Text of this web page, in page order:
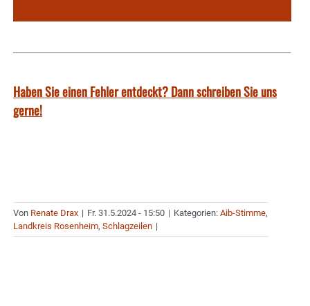
Haben Sie einen Fehler entdeckt? Dann schreiben Sie uns
gerne!
Von Renate Drax | Fr. 31.5.2024 - 15:50 | Kategorien: Aib-Stimme,
Landkreis Rosenheim, Schlagzeilen |